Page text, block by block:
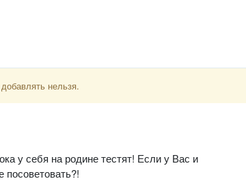
нельзя.
у себя на родине тестят! Если у Вас и
посоветовать?!